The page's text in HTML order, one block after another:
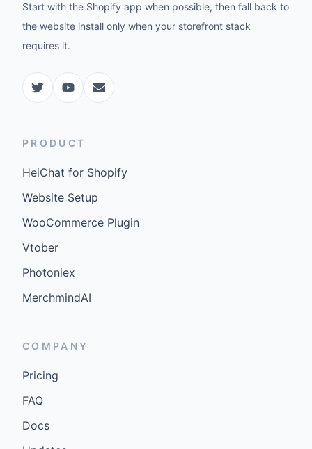
Start with the Shopify app when possible, then fall back to
the website install only when your storefront stack
requires it.
PRODUCT
HeiChat for Shopify
Website Setup
WooCommerce Plugin
Vtober
Photoniex
MerchmindAI
COMPANY
Pricing
FAQ
Docs